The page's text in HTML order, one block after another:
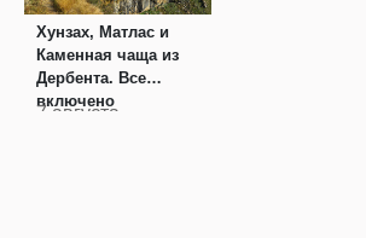
Хунзах, Матлас и
Каменная чаща из
Дербента. Все
включено
7 августа